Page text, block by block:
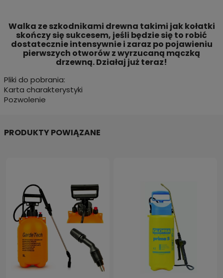
Walka ze szkodnikami drewna takimi jak kołatki
skończy się sukcesem, jeśli będzie się to robić
dostatecznie intensywnie i zaraz po pojawieniu
pierwszych otworów z wyrzucaną mączką
drzewną. Działaj już teraz!
Pliki do pobrania:
Karta charakterystyki
Pozwolenie
PRODUKTY POWIĄZANE